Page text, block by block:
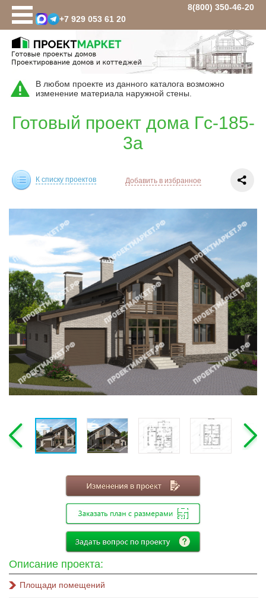
8(800) 350-46-20
+7 929 053 61 20
Проекты домов
до 100 кв.м
100-150 кв.м
150 кв.м
200 кв.м
250 кв.м
Этажность
Одноэтажные
Двухэтажные
Мансарда
Габариты
8х8
8х9
8х11
8х12
10х14
11х11
В любом проекте из данного каталога возможно
изменение материала наружной стены.
Готовый проект дома Гс-185-
3а
К списку проектов Добавить в избранное
Описание проекта:
Площади помещений